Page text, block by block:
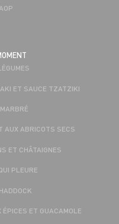
ET SAUCE TZATZIKI
AUX ABRICOTS SECS
ET CHÂTAIGNES
PLEURE
ET GUACAMOLE